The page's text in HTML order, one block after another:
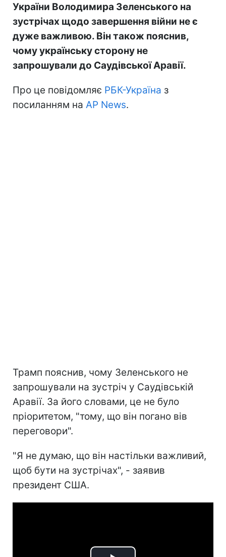
України Володимира Зеленського на
зустрічах щодо завершення війни не є
дуже важливою. Він також пояснив,
чому українську сторону не
запрошували до Саудівської Аравії.
Про це повідомляє РБК-Україна з
посиланням на AP News.
Трамп пояснив, чому Зеленського не
запрошували на зустріч у Саудівській
Аравії. За його словами, це не було
пріоритетом, "тому, що він погано вів
переговори".
"Я не думаю, що він настільки важливий,
щоб бути на зустрічах", - заявив
президент США.